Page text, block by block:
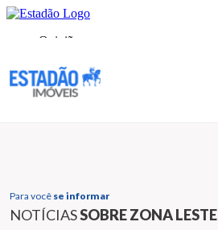
Para você se informar
NOTÍCIASSOBRE ZONA LESTE